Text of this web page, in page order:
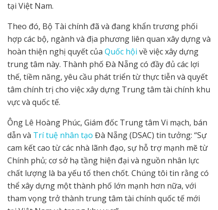
tại Việt Nam.
Theo đó, Bộ Tài chính đã và đang khẩn trương phối
hợp các bộ, ngành và địa phương liên quan xây dựng và
hoàn thiện nghị quyết của Quốc hội về việc xây dựng
trung tâm này. Thành phố Đà Nẵng có đầy đủ các lợi
thế, tiềm năng, yêu cầu phát triển từ thực tiễn và quyết
tâm chính trị cho việc xây dựng Trung tâm tài chính khu
vực và quốc tế.
Ông Lê Hoàng Phúc, Giám đốc Trung tâm Vi mạch, bán
dẫn và Trí tuệ nhân tạo Đà Nẵng (DSAC) tin tưởng: “Sự
cam kết cao từ các nhà lãnh đạo, sự hỗ trợ mạnh mẽ từ
Chính phủ; cơ sở hạ tầng hiện đại và nguồn nhân lực
chất lượng là ba yếu tố then chốt. Chúng tôi tin rằng có
thể xây dựng một thành phố lớn mạnh hơn nữa, với
tham vọng trở thành trung tâm tài chính quốc tế mới